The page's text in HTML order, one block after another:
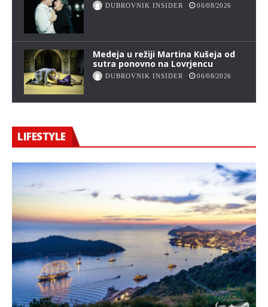
DUBROVNIK INSIDER 06/08/2026
Medeja u režiji Martina Kušeja od
sutra ponovno na Lovrjencu
DUBROVNIK INSIDER 06/08/2026
LIFESTYLE